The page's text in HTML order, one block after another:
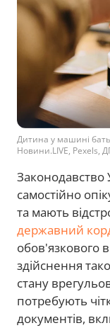
Дитина у машині
Новини.LIVE, Pexels,
Законодавство
самостійно
та мають
державний
обов'язкового
здійснення
стану
потребують
документів,